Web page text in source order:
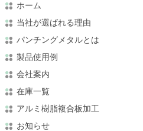
ホーム
当社が選ばれる理由
パンチングメタルとは
製品使用例
会社案内
在庫一覧
アルミ樹脂複合板加工
お知らせ